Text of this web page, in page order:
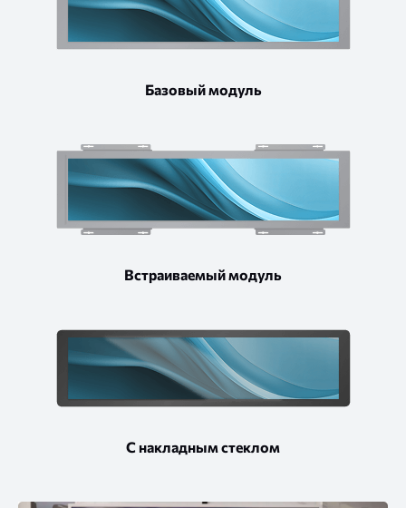
Базовый модуль
Встраиваемый модуль
С накладным стеклом